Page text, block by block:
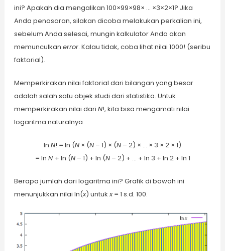
ini? Apakah dia mengalikan 100×99×98× … ×3×2×1? Jika
Anda penasaran, silakan dicoba melakukan perkalian ini,
sebelum Anda selesai, mungin kalkulator Anda akan
memunculkan error. Kalau tidak, coba lihat nilai 1000! (seribu
faktorial).
Memperkirakan nilai faktorial dari bilangan yang besar
adalah salah satu objek studi dari statistika. Untuk
memperkirakan nilai dari N!, kita bisa mengamati nilai
logaritma naturalnya
ln N! = ln (N × (N – 1) × (N – 2) × … × 3 × 2 × 1)
= ln N + ln (N– 1) + ln (N– 2) + … + ln 3 + ln 2 + ln 1
Berapa jumlah dari logaritma ini? Grafik di bawah ini
menunjukkan nilai ln(x) untukx= 1 s.d. 100.